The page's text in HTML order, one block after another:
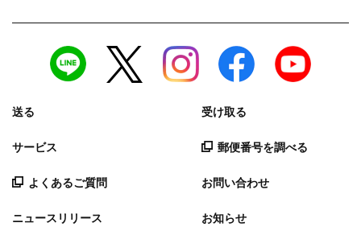
送る 受け取る
サービス 郵便番号を調べる
よくあるご質問 お問い合わせ
ニュースリリース お知らせ